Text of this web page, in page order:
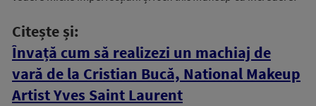
Citește și:
Învață cum să realizezi un machiaj de
vară de la Cristian Bucă, National Makeup
Artist Yves Saint Laurent